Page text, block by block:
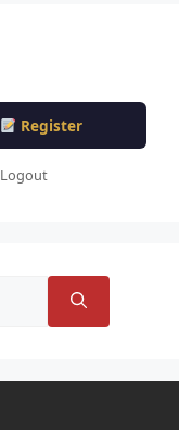
Register
Logout